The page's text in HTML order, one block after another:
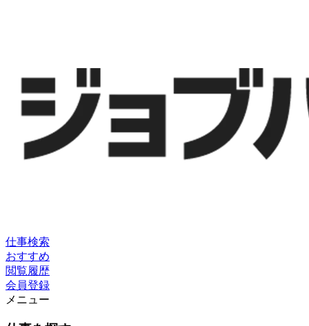
仕事検索
おすすめ
閲覧履歴
会員登録
メニュー